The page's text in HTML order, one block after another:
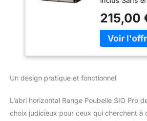
215,00
Un design pratique et fonctionnel
L’abri horizontal Range Poubelle SIO Pro
choix judicieux pour ceux qui cherchent à